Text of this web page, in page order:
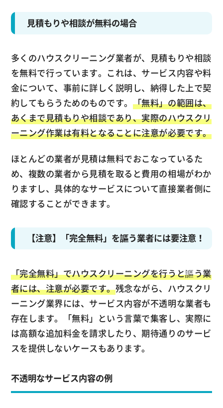
見積もりや相談が無料の場合
多くのハウスクリーニング業者が、見積もりや相談
を無料で行っています。これは、サービス内容や料
金について、事前に詳しく説明し、納得した上で契
約してもらうためのものです。 「無料」の範囲は、
あくまで見積もりや相談であり、実際のハウスクリ
ーニング作業は有料となることに注意が必要です。
ほとんどの業者が見積は無料でおこなっているた
め、複数の業者から見積を取ると費用の相場がわか
りますし、具体的なサービスについて直接業者側に
確認することができます。
【注意】「完全無料」を謳う業者には要注意！
「完全無料」でハウスクリーニングを行うと謳う業
者には、注意が必要です。残念ながら、ハウスクリ
ーニング業界には、サービス内容が不透明な業者も
存在します。「無料」という言葉で集客し、実際に
は高額な追加料金を請求したり、期待通りのサービ
スを提供しないケースもあります。
不透明なサービス内容の例